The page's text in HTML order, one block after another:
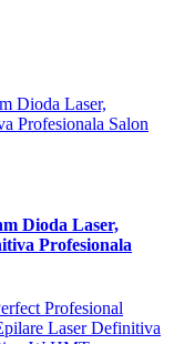
Dioda Laser,
Profesionala